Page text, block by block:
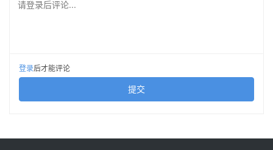
法者能在细节上达成一致。
参议院银行委员会比其他参议院委员会更寻求共识（即两党
合作），所以他可能仍会有一定影响力，Klein 建议。
监管清晰度，并可能减少加密市场的波动性，Hsu 补充道：
请登录后评论...
登录后才能评论
提交